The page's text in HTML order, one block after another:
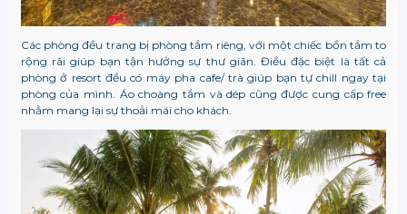
Các phòng đều trang bị phòng tắm riêng, với một chiếc bồn tắm to
rộng rãi giúp bạn tận hưởng sự thư giãn. Điều đặc biệt là tất cả
phòng ở resort đều có máy pha cafe/ trà giúp bạn tự chill ngay tại
phòng của mình. Áo choàng tắm và dép cũng được cung cấp free
nhằm mang lại sự thoải mái cho khách.